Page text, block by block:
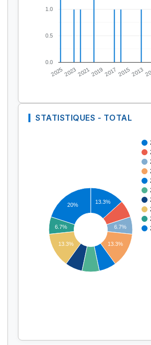
Affichage par
20252023202120192017 20152013
0.0
0.5
1.0
STATISTIQUES - TOTAL
13.3%
6.7%
13.3%
20%
6.7%
13.3%